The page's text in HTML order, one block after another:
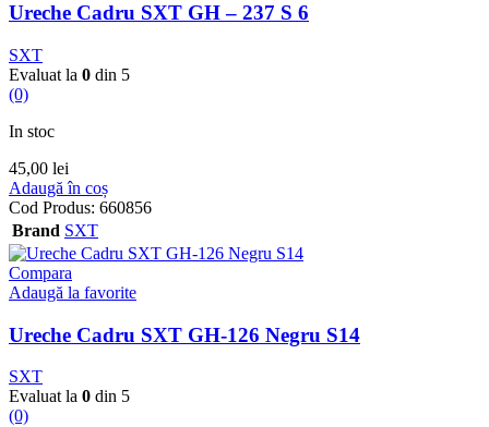
Ureche Cadru SXT GH – 237 S 6
SXT
Evaluat la 0 din 5
(0)
In stoc
45,00 lei
Adaugă în coș
Cod Produs: 660856
Brand SXT
Compara
Adaugă la favorite
Ureche Cadru SXT GH-126 Negru S14
SXT
Evaluat la 0 din 5
(0)